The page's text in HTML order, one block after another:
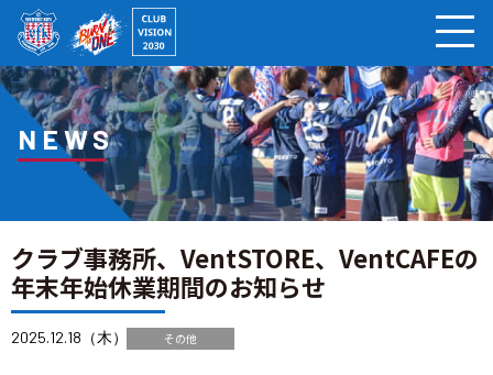
NEWS
クラブ事務所、VentSTORE、VentCAFEの
年末年始休業期間のお知らせ
2025.12.18（木） その他